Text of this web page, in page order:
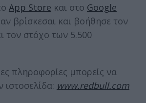
App Store και στο Google
βρίσκεσαι και βοήθησε τον
τον στόχο των 5.500
πληροφορίες μπορείς να
ιστοσελίδα: www.redbull.com